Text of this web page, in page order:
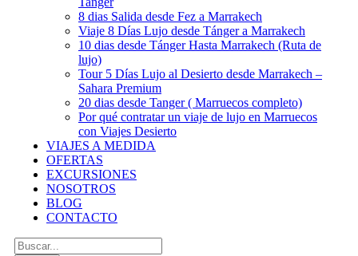
8 dias Salida desde Fez a Marrakech
Viaje 8 Días Lujo desde Tánger a Marrakech
10 dias desde Tánger Hasta Marrakech (Ruta de
lujo)
Tour 5 Días Lujo al Desierto desde Marrakech –
Sahara Premium
20 dias desde Tanger ( Marruecos completo)
Por qué contratar un viaje de lujo en Marruecos
con Viajes Desierto
VIAJES A MEDIDA
OFERTAS
EXCURSIONES
NOSOTROS
BLOG
CONTACTO